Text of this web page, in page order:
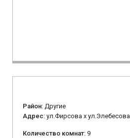
Район: Другие
Адрес: ул.Фирсова х ул.Элебесова
Количество комнат: 9